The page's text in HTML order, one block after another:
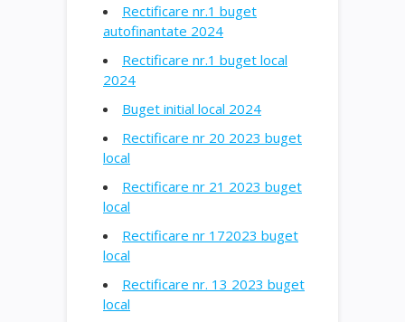
Rectificare nr.1 buget
autofinantate 2024
Rectificare nr.1 buget local
2024
Buget initial local 2024
Rectificare nr 20 2023 buget
local
Rectificare nr 21 2023 buget
local
Rectificare nr 172023 buget
local
Rectificare nr. 13 2023 buget
local